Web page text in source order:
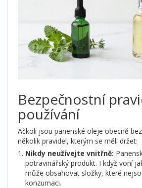
Bezpečnostní
používání
Ačkoli jsou panenské oleje obecně
několik pravidel, kterým se měli držet:
Nikdy neužívejte vnitřně:
potravinářský produkt. I když voní
může obsahovat složky, které
konzumaci.